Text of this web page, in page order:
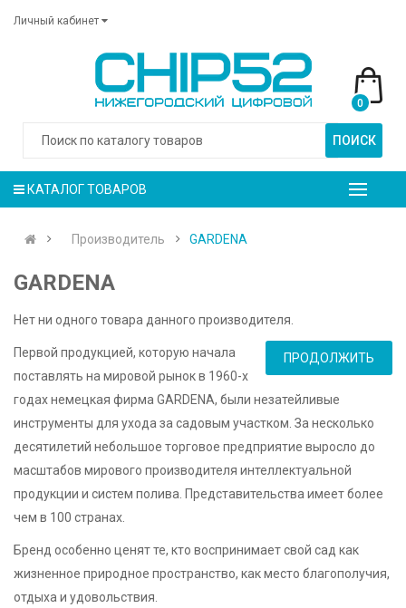
Личный кабинет
ПОИСК
0
КАТАЛОГ ТОВАРОВ
Производитель GARDENA
GARDENA
Нет ни одного товара данного производителя.
ПРОДОЛЖИТЬ
Первой продукцией, которую начала
поставлять на мировой рынок в 1960-х
годах немецкая фирма GARDENA, были незатейливые
инструменты для ухода за садовым участком. За несколько
десятилетий небольшое торговое предприятие выросло до
масштабов мирового производителя интеллектуальной
продукции и систем полива. Представительства имеет более
чем в 100 странах.
Бренд особенно ценят те, кто воспринимает свой сад как
жизненное природное пространство, как место благополучия,
отдыха и удовольствия.